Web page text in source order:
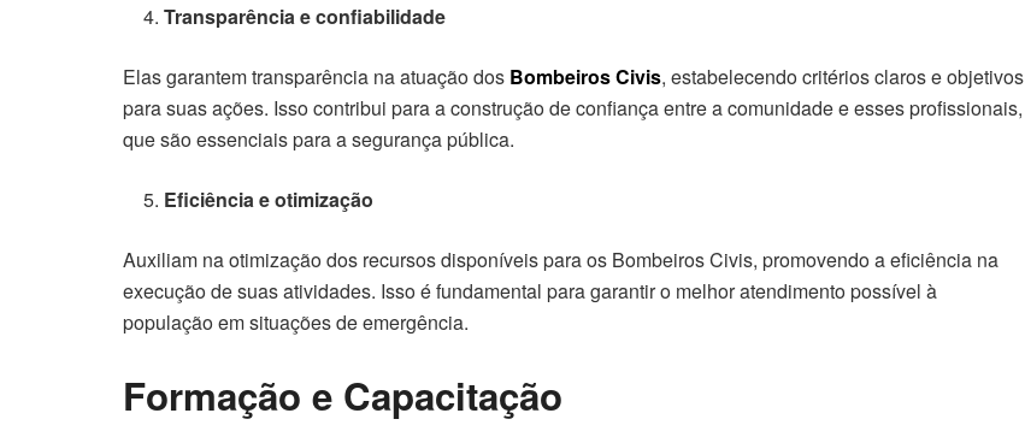
Transparência e confiabilidade
Elas garantem transparência na atuação dos Bombeiros Civis, estabelecendo critérios claros e objetivos
para suas ações. Isso contribui para a construção de confiança entre a comunidade e esses profissionais,
que são essenciais para a segurança pública.
Eficiência e otimização
Auxiliam na otimização dos recursos disponíveis para os Bombeiros Civis, promovendo a eficiência na
execução de suas atividades. Isso é fundamental para garantir o melhor atendimento possível à
população em situações de emergência.
Formação e Capacitação